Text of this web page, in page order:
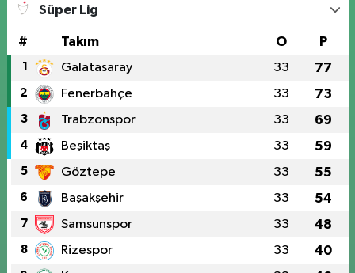
Süper Lig
# Takım O P
1 Galatasaray 33 77
2 Fenerbahçe 33 73
3 Trabzonspor 33 69
4 Beşiktaş 33 59
5 Göztepe 33 55
6 Başakşehir 33 54
7 Samsunspor 33 48
8 Rizespor 33 40